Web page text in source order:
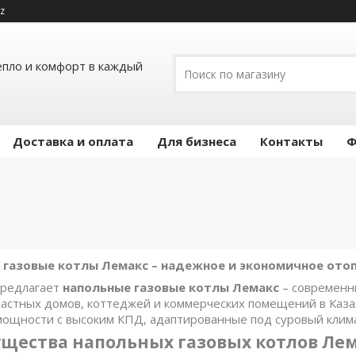
и комфорт в каждый
Доставка и оплата Для бизнеса Контакты
котлы Лемакс – надежное и экономичное
напольные газовые котлы Лемакс –
домов, коттеджей и коммерческих помещений в
с высоким КПД, адаптированные под суровый
напольных газовых котлов